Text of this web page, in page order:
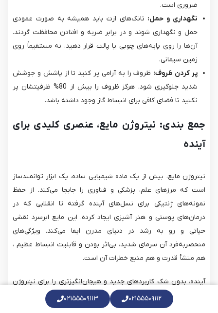
ضروری است.
نگهداری و حمل: تانک‌های ازت باید همیشه به صورت عمودی
حمل و نگهداری شوند و در برابر ضربه و افتادن محافظت گردند.
آن‌ها را روی پایه‌های چوبی یا پالت قرار دهید، نه مستقیماً روی
زمین سیمانی.
پر کردن ظروف: ظروف را به آرامی پر کنید تا از پاشش و جوشش
شدید جلوگیری شود. هرگز ظروف را بیش از 80% ظرفیتشان پر
نکنید تا فضای کافی برای انبساط گاز وجود داشته باشد.
جمع بندی: نیتروژن مایع، عنصری کلیدی برای
آینده
نیتروژن مایع، بیش از یک ماده شیمیایی ساده، یک ابزار توانمندساز
است که مرزهای علم، پزشکی و فناوری را جابجا می‌کند. از حفظ
نمونه‌های ژنتیکی برای نسل‌های آینده گرفته تا انقلابی که در
درمان‌های پوستی و هنر آشپزی ایجاد کرده، این مایع ابرسرد نقشی
حیاتی و رو به رشد در دنیای مدرن ایفا می‌کند. ویژگی‌های
منحصربه‌فرد آن سرمای شدید، بی‌اثر بودن و قابلیت انبساط عظیم ،
هم منشأ قدرت و هم منبع خطرات آن است.
آینده، بدون شک کاربردهای جدید و هیجان‌انگیزتری را برای نیتروژن
مایع آشکار خواهد کرد. ما به عنوان تأمین‌کننده پیشرو در زمینه
گازهای صنعتی و آزمایشگاهی، متعهد به ارائه نیتروژن مایع با
۰۲۱۵۵۵۰۹۱۱۲ ۰۲۱۵۵۵۰۹۱۱۳